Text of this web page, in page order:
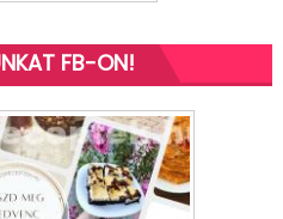
FB-ON!